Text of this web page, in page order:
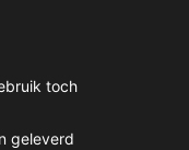
toch
geleverd